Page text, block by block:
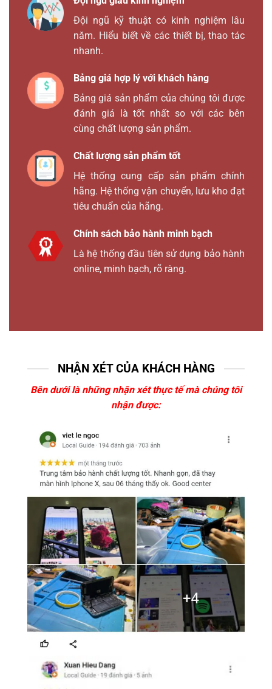
Đội ngũ kỹ thuật có kinh nghiệm lâu
năm. Hiểu biết về các thiết bị, thao tác
nhanh.
Bảng giá hợp lý với khách hàng
Bảng giá sản phẩm của chúng tôi được
đánh giá là tốt nhất so với các bên
cùng chất lượng sản phẩm.
Chất lượng sản phẩm tốt
Hệ thống cung cấp sản phẩm chính
hãng. Hệ thống vận chuyển, lưu kho đạt
tiêu chuẩn của hãng.
Chính sách bảo hành minh bạch
Là hệ thống đầu tiên sử dụng bảo hành
online, minh bạch, rõ ràng.
NHẬN XÉT CỦA KHÁCH HÀNG
Bên dưới là những nhận xét thực tế mà chúng tôi
nhận được: